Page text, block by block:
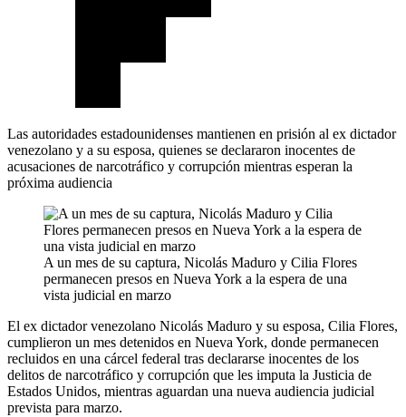
Las autoridades estadounidenses mantienen en prisión al ex dictador
venezolano y a su esposa, quienes se declararon inocentes de
acusaciones de narcotráfico y corrupción mientras esperan la
próxima audiencia
A un mes de su captura, Nicolás Maduro y Cilia Flores
permanecen presos en Nueva York a la espera de una
vista judicial en marzo
El ex dictador venezolano Nicolás Maduro y su esposa, Cilia Flores,
cumplieron un mes detenidos en Nueva York, donde permanecen
recluidos en una cárcel federal tras declararse inocentes de los
delitos de narcotráfico y corrupción que les imputa la Justicia de
Estados Unidos, mientras aguardan una nueva audiencia judicial
prevista para marzo.